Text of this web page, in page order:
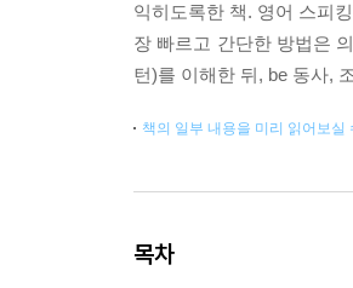
익히도록한 책. 영어 스피
장 빠르고 간단한 방법은
턴)를 이해한 뒤, be 동사,
책의 일부 내용을 미리 읽어보실
목차